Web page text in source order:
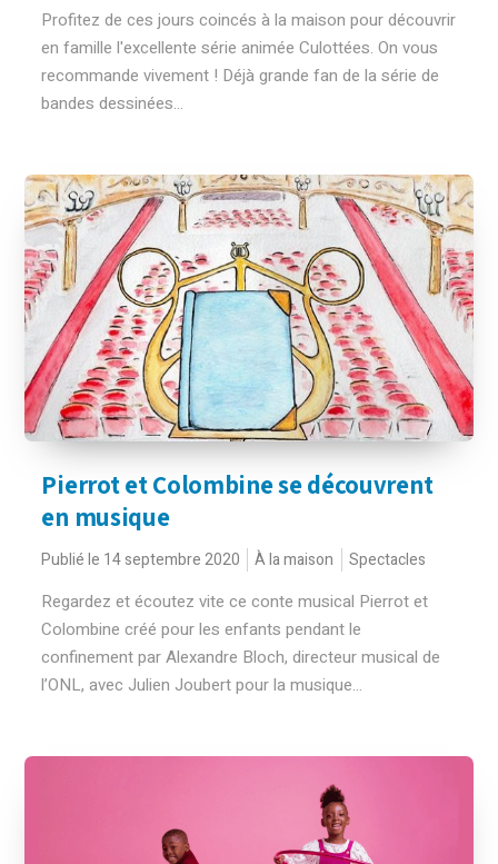
Profitez de ces jours coincés à la maison pour découvrir
en famille l'excellente série animée Culottées. On vous
recommande vivement ! Déjà grande fan de la série de
bandes dessinées...
Pierrot et Colombine se découvrent
en musique
Publié le 14 septembre 2020 À la maison Spectacles
Regardez et écoutez vite ce conte musical Pierrot et
Colombine créé pour les enfants pendant le
confinement par Alexandre Bloch, directeur musical de
l’ONL, avec Julien Joubert pour la musique...